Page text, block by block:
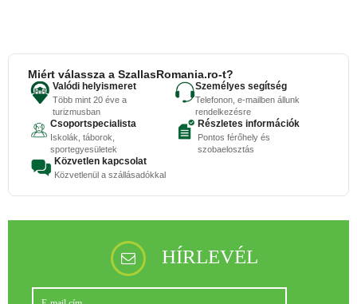
Miért válassza a SzallasRomania.ro-t?
Valódi helyismeret
Több mint 20 éve a
turizmusban
Személyes segítség
Telefonon, e-mailben állunk
rendelkezésre
Csoportspecialista
Iskolák, táborok,
sportegyesületek
Részletes információk
Pontos férőhely és
szobaelosztás
Közvetlen kapcsolat
Közvetlenül a szállásadókkal
HÍRLEVÉL